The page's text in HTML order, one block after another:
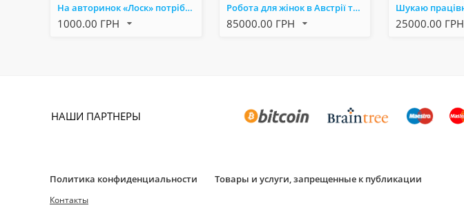
На авторинок «Лоск» потрібен пакувальник
1000.00 ГРН
Робота для жінок в Австрії та Німеччині: ваш крок до стабільного майбутнього!
85000.00 ГРН 25000.00 ГРН
НАШИ ПАРТНЕРЫ
Политика конфиденциальности Товары и услуги, запрещенные к публикации
Контакты